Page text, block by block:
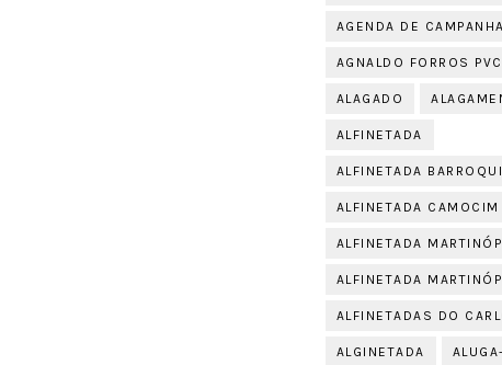
AGENDA DE CAMPANHA
AGNALDO FORROS PVC
ALAGADO
ALFINETADA
ALFINETADA
ALFINETADA CAMOCIM
ALFINETADA
ALFINETADA
ALFINETADAS DO
ALGINETADA